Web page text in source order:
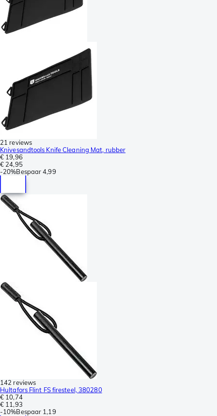
21 reviews
Knivesandtools Knife Cleaning Mat, rubber
€ 19,96
€ 24,95
-20%Bespaar 4,99
142 reviews
Hultafors Flint FS firesteel, 380280
€ 10,74
€ 11,93
-10%Bespaar 1,19